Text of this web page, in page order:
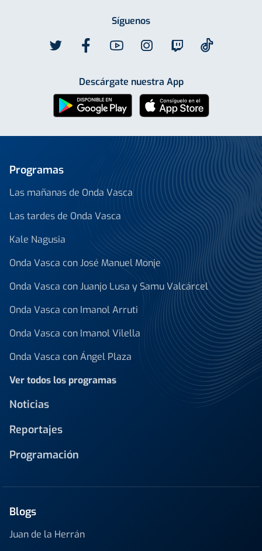
Síguenos
Descárgate nuestra App
Programas
Las mañanas de Onda Vasca
Las tardes de Onda Vasca
Kale Nagusia
Onda Vasca con José Manuel Monje
Onda Vasca con Juanjo Lusa y Samu Valcárcel
Onda Vasca con Imanol Arruti
Onda Vasca con Imanol Vilella
Onda Vasca con Ángel Plaza
Ver todos los programas
Noticias
Reportajes
Programación
Blogs
Juan de la Herrán